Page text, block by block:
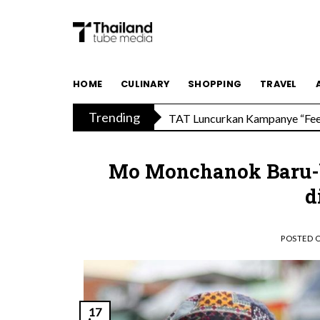
content
HOME CULINARY SHOPPING TRAVEL
Trending Menikmati Cita Rasa Mewah
Mo Monchanok
POSTED
17